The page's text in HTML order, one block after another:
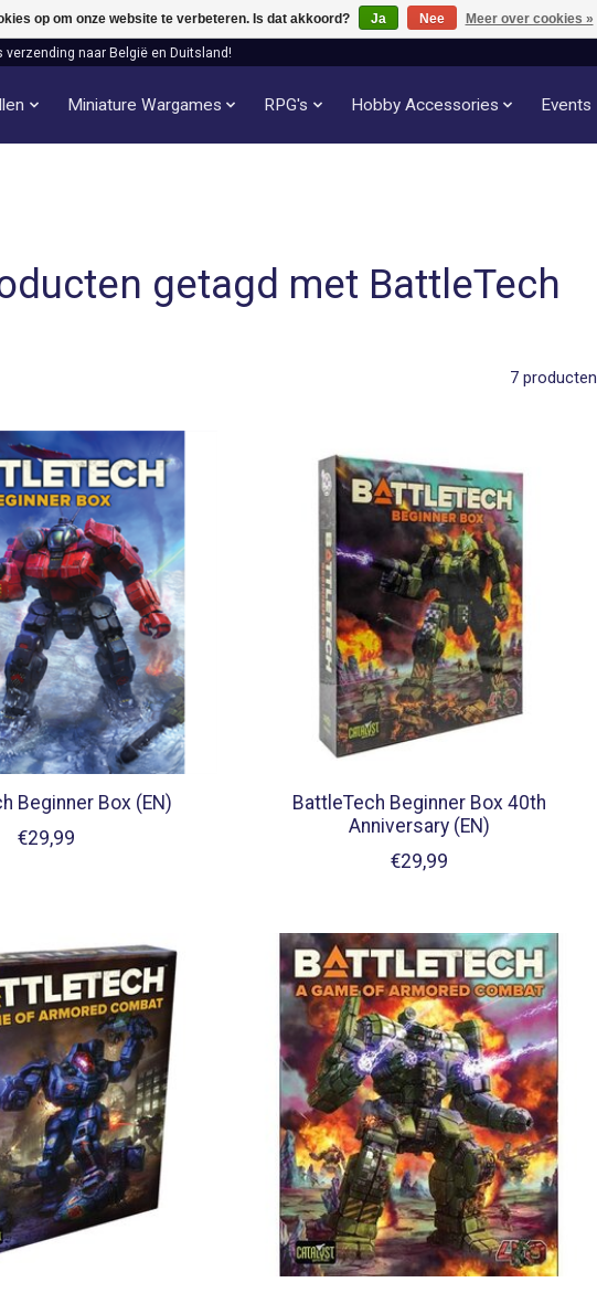
naar België en Duitsland!
Miniature Wargames RPG's Hobby Accessories Events
getagd met BattleTech
7 producten
Beginner Box (EN)
€29,99
BattleTech Beginner Box 40th
Anniversary (EN)
€29,99
op om onze website te verbeteren. Is dat akkoord? Ja Nee Meer over cookies »